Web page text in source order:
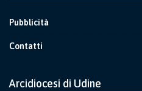
Pubblicità
Contatti
Arcidiocesi di Udine